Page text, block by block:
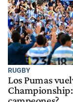
RUGBY
Los Pumas
Championship: